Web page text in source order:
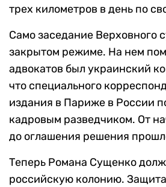
трех километров в день по
Само заседание Верховного
закрытом режиме. На нем
адвокатов был украинский
что специального
издания в Париже в России
кадровым разведчиком. От
до оглашения решения
Теперь Романа Сущенко
российскую колонию.